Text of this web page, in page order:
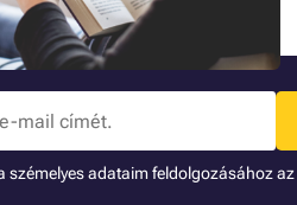
nyomtatási fogalmak
során? Összeállítottuk a
szémelyes adataim feldolgozásához az